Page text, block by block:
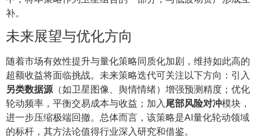
补。
未来展望与优化方向
随着市场有效性提升与量化策略同质化加剧，维持如此高的
超额收益将面临挑战。未来策略迭代可关注以下方向：引入
另类数据源（如卫星图像、舆情情绪）增强预测精度；优化
轮动频率，平衡交易成本与收益；加入尾部风险对冲模块，
进一步压缩极端回撤。总体而言，该策略是AI量化轮动领域
的标杆，其方法论值得行业深入研究和借鉴。